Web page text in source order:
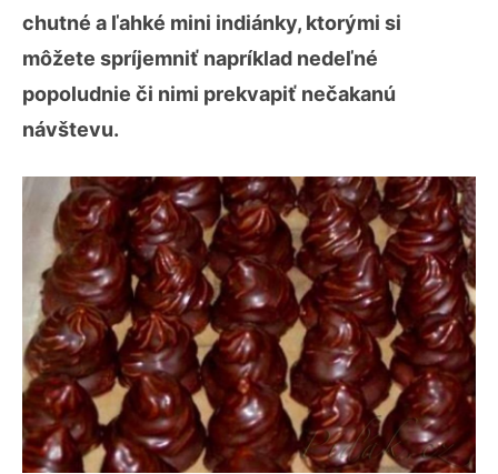
chutné a ľahké mini indiánky, ktorými si
môžete spríjemniť napríklad nedeľné
popoludnie či nimi prekvapiť nečakanú
návštevu.